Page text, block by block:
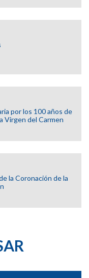
por los 100 años de
Virgen del Carmen
la Coronación de la